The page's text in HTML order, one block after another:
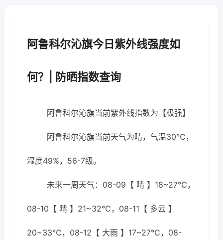
阿鲁科尔沁旗今日紫外线强度如
何？| 防晒指数查询
阿鲁科尔沁旗当前紫外线指数为【极强】
阿鲁科尔沁旗当前天气为晴，气温30℃，
湿度49%，56-7级。
未来一周天气：08-09【 晴 】18~27℃，
08-10【 晴 】21~32℃，08-11【 多云 】
20~33℃，08-12【 大雨 】17~27℃，08-